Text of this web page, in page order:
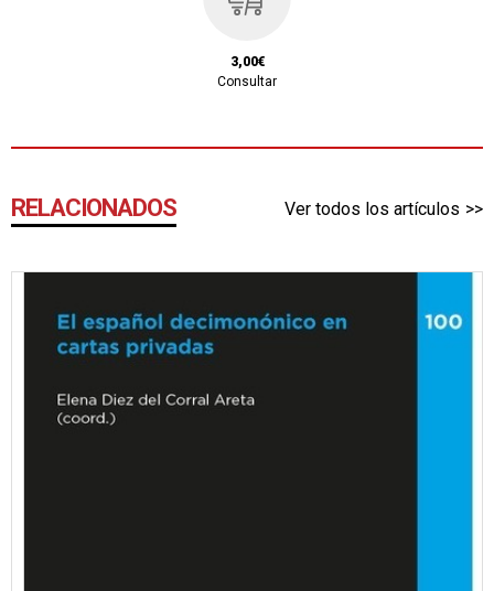
3,00€
Consultar
RELACIONADOS Ver todos los artículos